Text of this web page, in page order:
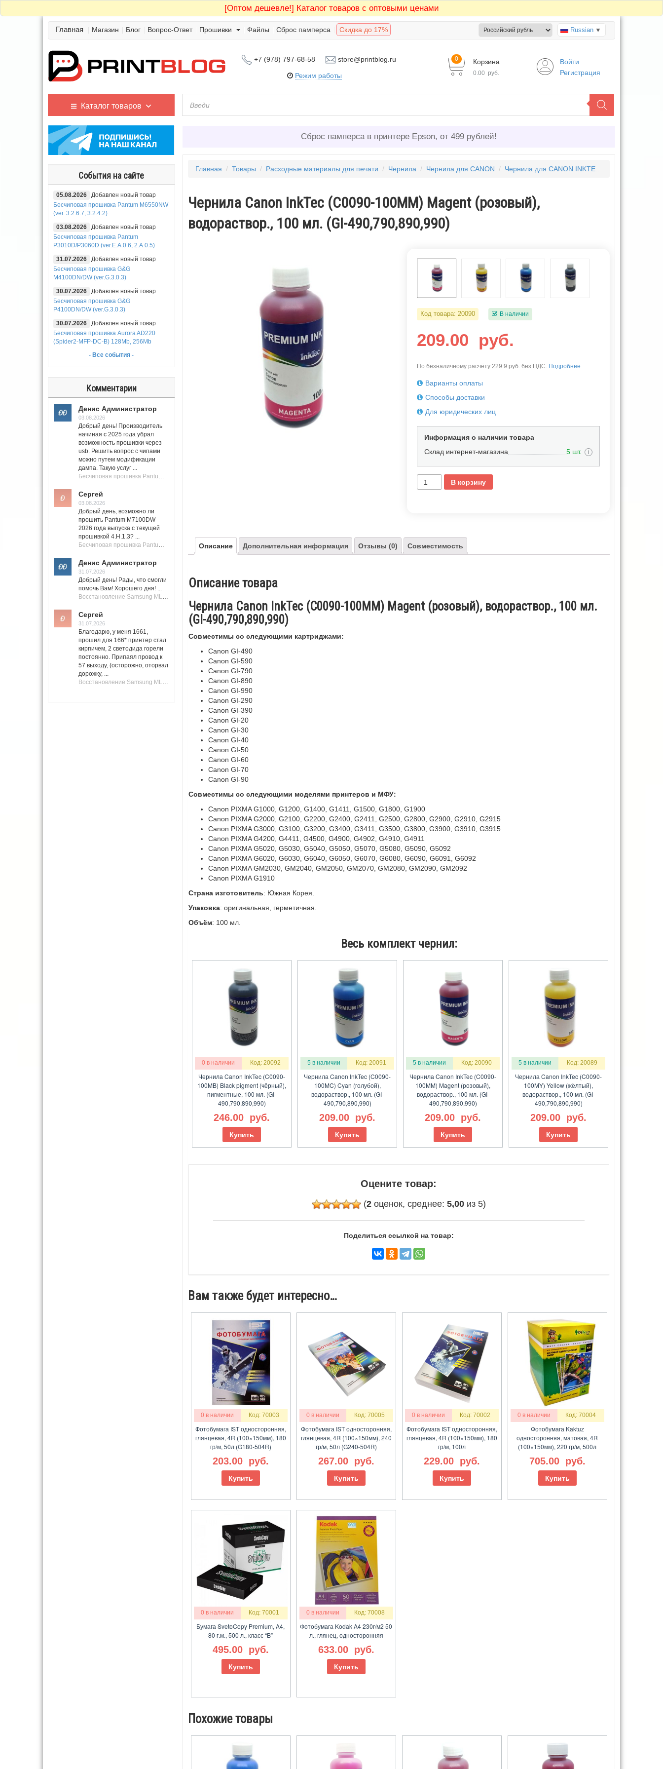
[Оптом дешевле!] Каталог товаров с оптовыми ценами
Главная Магазин Блог Вопрос-Ответ Прошивки Файлы Сброс памперса Скидка до 17% Russian ▼
+7 (978) 797-68-58 store@printblog.ru
Режим работы
Корзина
0
0.00 руб.
Войти
Регистрация
Каталог товаров
События на сайте
05.08.2026
Добавлен новый товар
Бесчиповая прошивка Pantum M6550NW
(ver. 3.2.6.7, 3.2.4.2)
03.08.2026
Добавлен новый товар
Бесчиповая прошивка Pantum
P3010D/P3060D (ver.E.A.0.6, 2.A.0.5)
31.07.2026
Добавлен новый товар
Бесчиповая прошивка G&G
M4100DN/DW (ver.G.3.0.3)
30.07.2026
Добавлен новый товар
Бесчиповая прошивка G&G
P4100DN/DW (ver.G.3.0.3)
30.07.2026
Добавлен новый товар
Бесчиповая прошивка Aurora AD220
(Spider2-MFP-DC-B) 128Mb, 256Mb
- Все события -
Комментарии
Денис Администратор
03.08.2026
Добрый день! Производитель
начиная с 2025 года убрал
возможность прошивки через
usb. Решить вопрос с чипами
можно путем модификации
дампа. Такую услуг ...
Бесчиповая прошивка Pantum M7100 Series (M7100, M7108, M7102, M7103, M7105)
Сергей
03.08.2026
Добрый день, возможно ли
прошить Pantum M7100DW
2026 года выпуска с текущей
прошивкой 4.H.1.3? ...
Бесчиповая прошивка Pantum M7100 Series (M7100, M7108, M7102, M7103, M7105)
Денис Администратор
31.07.2026
Добрый день! Рады, что смогли
помочь Вам! Хорошего дня! ...
Восстановление Samsung ML-1661, ML-1666 после не удачной прошивки.
Сергей
31.07.2026
Благодарю, у меня 1661,
прошил для 166* принтер стал
кирпичем, 2 светодида горели
постоянно. Припаял провод к
57 выходу, (осторожно, оторвал
дорожку, ...
Восстановление Samsung ML-1661, ML-1666 после не удачной прошивки.
Сброс памперса в принтере Epson, от 499 рублей!
Главная / Товары / Расходные материалы для печати / Чернила / Чернила для CANON / Чернила для CANON INKTEC
Чернила Canon InkTec (C0090-100MM) Magent (розовый),
водораствор., 100 мл. (GI-490,790,890,990)
Код товара:20090 В наличии
209.00 руб.
По безналичному расчёту 229.9 руб. без НДС. Подробнее
Варианты оплаты
Способы доставки
Для юридических лиц
Информация о наличии товара
Склад интернет-магазина
5 шт. i
В корзину
Описание Дополнительная информация Отзывы (0) Совместимость
Описание товара
Чернила Canon InkTec (C0090-100MM) Magent (розовый), водораствор., 100 мл.
(GI-490,790,890,990)
Совместимы со следующими картриджами:
Canon GI-490
Canon GI-590
Canon GI-790
Canon GI-890
Canon GI-990
Canon GI-290
Canon GI-390
Canon GI-20
Canon GI-30
Canon GI-40
Canon GI-50
Canon GI-60
Canon GI-70
Canon GI-90
Совместимы со следующими моделями принтеров и МФУ:
Canon PIXMA G1000, G1200, G1400, G1411, G1500, G1800, G1900
Canon PIXMA G2000, G2100, G2200, G2400, G2411, G2500, G2800, G2900, G2910, G2915
Canon PIXMA G3000, G3100, G3200, G3400, G3411, G3500, G3800, G3900, G3910, G3915
Canon PIXMA G4200, G4411, G4500, G4900, G4902, G4910, G4911
Canon PIXMA G5020, G5030, G5040, G5050, G5070, G5080, G5090, G5092
Canon PIXMA G6020, G6030, G6040, G6050, G6070, G6080, G6090, G6091, G6092
Canon PIXMA GM2030, GM2040, GM2050, GM2070, GM2080, GM2090, GM2092
Сanon PIXMA G1910
Страна изготовитель: Южная Корея.
Упаковка: оригинальная, герметичная.
Объём: 100 мл.
Весь комплект чернил:
0 в наличии Код: 20092
Чернила Canon InkTec (C0090-
100MB) Black pigment (чёрный),
пигментные, 100 мл. (GI-
490,790,890,990)
246.00 руб.
Купить
5 в наличии Код: 20091
Чернила Canon InkTec (C0090-
100MC) Cyan (голубой),
водораствор., 100 мл. (GI-
490,790,890,990)
209.00 руб.
Купить
5 в наличии Код: 20090
Чернила Canon InkTec (C0090-
100MM) Magent (розовый),
водораствор., 100 мл. (GI-
490,790,890,990)
209.00 руб.
Купить
5 в наличии Код: 20089
Чернила Canon InkTec (C0090-
100MY) Yellow (жёлтый),
водораствор., 100 мл. (GI-
490,790,890,990)
209.00 руб.
Купить
Оцените товар:
(2оценок, среднее: 5,00из 5)
Поделиться ссылкой на товар:
Вам также будет интересно…
0 в наличии Код: 70003
Фотобумага IST односторонняя,
глянцевая, 4R (100×150мм), 180
гр/м, 50л (G180-504R)
203.00 руб.
Купить
0 в наличии Код: 70005
Фотобумага IST односторонняя,
глянцевая, 4R (100×150мм), 240
гр/м, 50л (G240-504R)
267.00 руб.
Купить
0 в наличии Код: 70002
Фотобумага IST односторонняя,
глянцевая, 4R (100×150мм), 180
гр/м, 100л
229.00 руб.
Купить
0 в наличии Код: 70004
Фотобумага Kaktuz
односторонняя, матовая, 4R
(100×150мм), 220 гр/м, 500л
705.00 руб.
Купить
0 в наличии Код: 70001
Бумага SvetoCopy Premium, A4,
80 г.м., 500 л., класс “B”
495.00 руб.
Купить
0 в наличии Код: 70008
Фотобумага Kodak A4 230г/м2 50
л., глянец, односторонняя
633.00 руб.
Купить
Похожие товары